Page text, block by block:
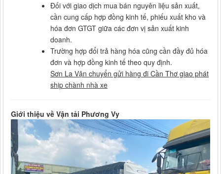
Đối với giao dịch mua bán nguyên liệu sản xuất,
cần cung cấp hợp đồng kinh tế, phiếu xuất kho và
hóa đơn GTGT giữa các đơn vị sản xuất kinh
doanh.
Trường hợp đổi trả hàng hóa cũng cần đầy đủ hóa
đơn và hợp đồng kinh tế theo quy định.
Sơn La Vận chuyển gửi hàng đi Cần Thơ giao phát
ship chành nhà xe
Giới thiệu về Vận tải Phương Vy